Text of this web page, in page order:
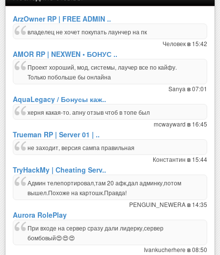
ArzOwner RP | FREE ADMIN ..
владелец не хочет покупать лаунчер на пк
Человекв 15:42
AMOR RP | NEXWEN • БОНУС ..
Проект хороший, мод, системы, лаучер все по кайфу.
Только побольше бы онлайна
Sanya в07:01
AquaLegacy / Бонусы каж..
херня какая-то. апну отзыв чтоб в топе был
mcwayward в 16:45
Trueman RP | Server 01 | ..
не заходит, версия сампа правильная
Константин в 15:44
TryHackMy | Cheating Serv..
Админ телепортировал,там 20 афк,дал админку,потом
вышел.Похоже на картошк.Правда!
PENGUIN_NEWERAв 14:35
Aurora RolePlay
При входе на сервер сразу дали лидерку,сервер
бомбовый😍😍😍
Ivankucherhere в08:50